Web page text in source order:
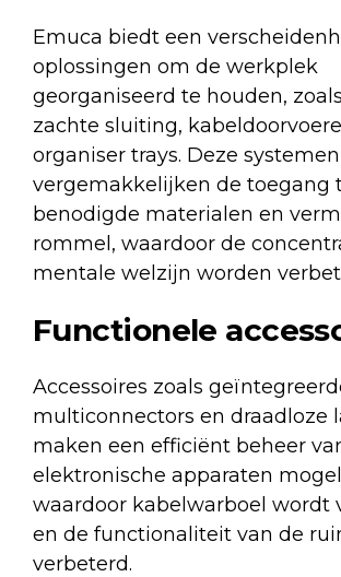
Emuca biedt een
oplossingen om de werkplek
georganiseerd te houden, zoals
zachte sluiting,
organiser trays. Deze systemen
vergemakkelijken de toegang
benodigde materialen en
rommel, waardoor de
mentale welzijn worden
Functionele
Accessoires zoals
multiconnectors en draadloze
maken een efficiënt beheer
elektronische apparaten
waardoor kabelwarboel wordt
en de functionaliteit van de
verbeterd.